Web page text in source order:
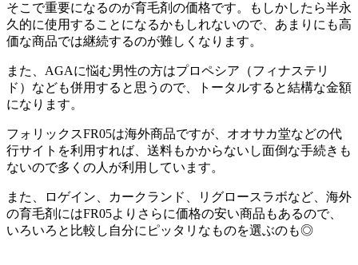
そこで重要になるのが育毛剤の価格です。もしかしたら半永
久的に使用することになるかもしれないので、あまりにも高
価な商品では継続するのが難しくなります。
また、AGAに悩む男性の方はプロペシア（フィナステリ
ド）なども併用すると思うので、
トータルすると結構な金額
になります。
フォリックスFR05は海外商品ですが、 オオサカ堂などの代
行サイトを利用すれば、送料もかからないし面倒な手続きも
ないので多くの人が利用しています。
また、ロゲイン、カークランド、リグロースラボなど、海外
の育毛剤にはFR05よりさらに価格の安い商品もあるので、
いろいろと比較し自分にピッタリなものを選ぶのも◎